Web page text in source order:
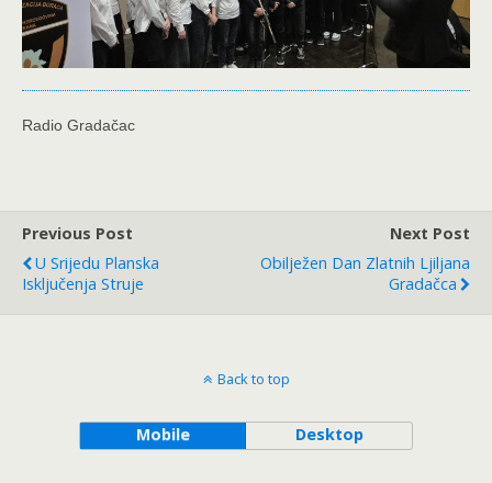
Radio Gradačac
Previous Post
U Srijedu Planska
Isključenja Struje
Next Post
Obilježen Dan Zlatnih Ljiljana
Gradačca
Back to top
Mobile Desktop